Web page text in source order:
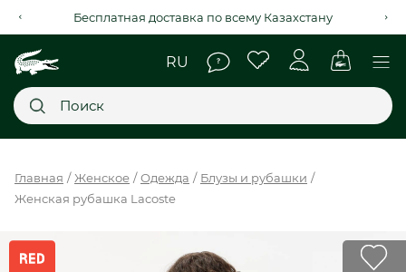
Рассрочка на 4 месяца через Kaspi Red+
НОВИНКИ
SALE
Главная Женское Одежда
Блузы и рубашки
Женская рубашка Lacoste